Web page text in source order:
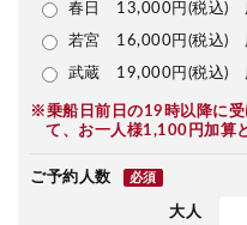
春日 13,000円(税込)
若宮 16,000円(税込)
武蔵 19,000円(税込)
※乗船日前日の19時以降に
て、お一人様1,100円加算
ご予約人数 必須
大人